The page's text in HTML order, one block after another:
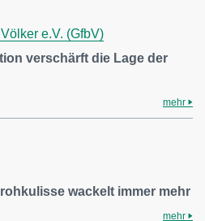
e.V. (GfbV)
verschärft die Lage der
mehr
wackelt immer mehr
mehr